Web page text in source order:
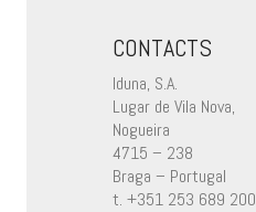
CONTACTS
Iduna, S.A.
Lugar de Vila Nova,
Nogueira
4715 – 238
Braga – Portugal
t. +351 253 689 200